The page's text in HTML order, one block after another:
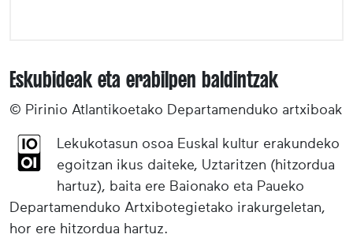
Eskubideak eta erabilpen baldintzak
© Pirinio Atlantikoetako Departamenduko artxiboak
Lekukotasun osoa Euskal kultur erakundeko
egoitzan ikus daiteke, Uztaritzen (hitzordua
hartuz), baita ere Baionako eta Paueko
Departamenduko Artxibotegietako irakurgeletan,
hor ere hitzordua hartuz.